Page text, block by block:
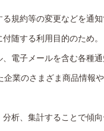
規約等の変更などを通知
随する利用目的のため。
電子メールを含む各種
企業のさまざま商品情報
析、集計することで傾